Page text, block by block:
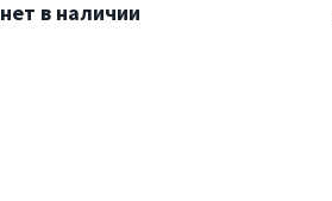
нет в наличии